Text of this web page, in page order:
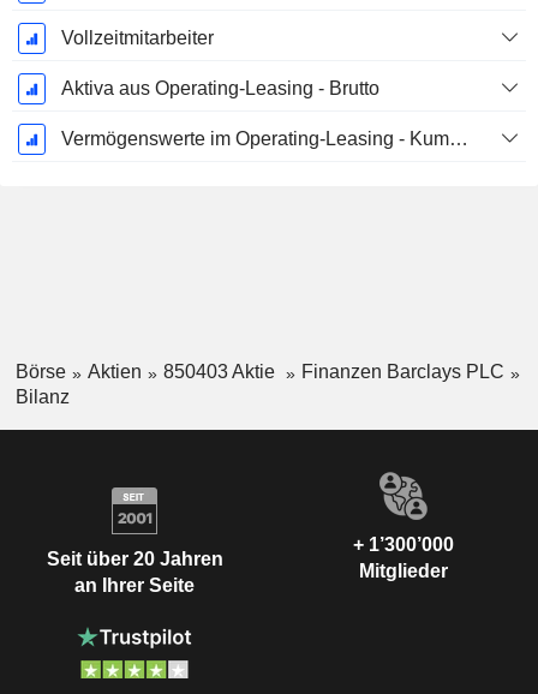
Vollzeitmitarbeiter
Aktiva aus Operating-Leasing - Brutto
Vermögenswerte im Operating-Leasing - Kumulierte Abschreibung
Börse Aktien 850403 Aktie
Finanzen Barclays PLC
Bilanz
Seit über 20 Jahren
an Ihrer Seite
+ 1’300’000
Mitglieder